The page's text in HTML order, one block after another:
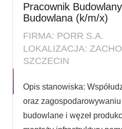
Pracownik
Budowlana (k/m/x)
FIRMA: PORR S.A.
LOKALIZACJA:
SZCZECIN
Opis stanowiska:
oraz
budowlane i węzeł